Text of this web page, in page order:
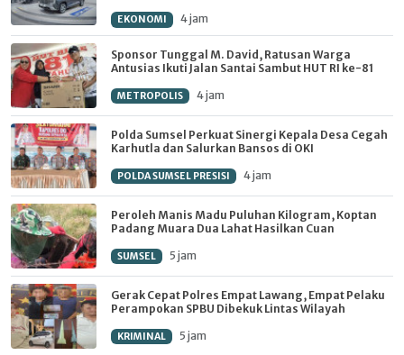
EKONOMI 4 jam
Sponsor Tunggal M. David, Ratusan Warga
Antusias Ikuti Jalan Santai Sambut HUT RI ke-81
METROPOLIS 4 jam
Polda Sumsel Perkuat Sinergi Kepala Desa Cegah
Karhutla dan Salurkan Bansos di OKI
POLDA SUMSEL PRESISI 4 jam
Peroleh Manis Madu Puluhan Kilogram, Koptan
Padang Muara Dua Lahat Hasilkan Cuan
SUMSEL 5 jam
Gerak Cepat Polres Empat Lawang, Empat Pelaku
Perampokan SPBU Dibekuk Lintas Wilayah
KRIMINAL 5 jam